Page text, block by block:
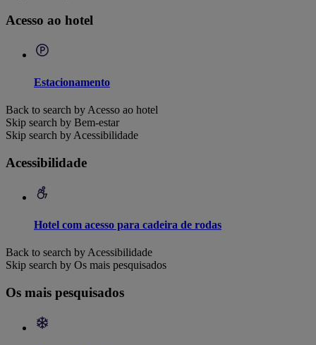
Acesso ao hotel
Estacionamento
Back to search by Acesso ao hotel
Skip search by Bem-estar
Skip search by Acessibilidade
Acessibilidade
Hotel com acesso para cadeira de rodas
Back to search by Acessibilidade
Skip search by Os mais pesquisados
Os mais pesquisados